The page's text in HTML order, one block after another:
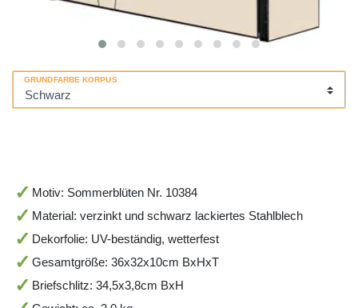
GRUNDFARBE KORPUS
Motiv: Sommerblüten Nr. 10384
Material: verzinkt und schwarz lackiertes Stahlblech
Dekorfolie: UV-beständig, wetterfest
Gesamtgröße: 36x32x10cm BxHxT
Briefschlitz: 34,5x3,8cm BxH